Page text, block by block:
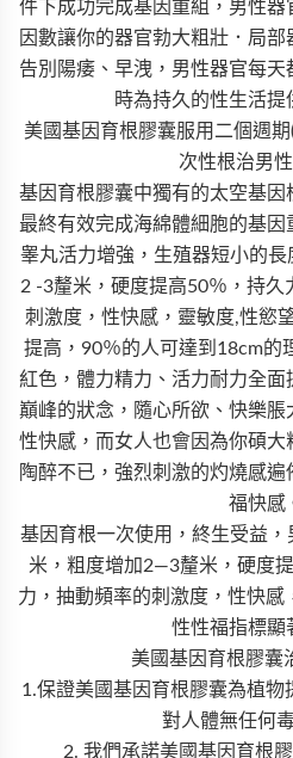
件下成功完成基因重組，男性
因數讓你的器官勃大粗壯．局
告別陽痿、早洩，男性器官每
時為持久的性生活提
美國基因育根膠囊服用二個週
次性根治男性
基因育根膠囊中獨有的太空基因
最終有效完成海綿體細胞的基因
睾丸活力增強，生殖器短小的
2 -3釐米，硬度提高50％，持久
刺激度，性快感，靈敏度,性慾
提高，90％的人可達到18cm的
紅色，體力精力、活力耐力全
巔峰的狀念，隨心所欲、快樂
性快感，而女人也會因為你碩
陶醉不已，強烈刺激的灼燒感
福快感
基因育根一次使用，終生受益
米，粗度增加2—3釐米，硬度
力，抽動頻率的刺激度，性快感
性性福指標顯
美國基因育根膠囊
1.保證美國基因育根膠囊為植物
對人體無任何
2. 我們承諾美國基因育根